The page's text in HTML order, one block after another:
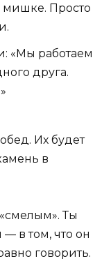
мишке. Просто
«Мы работаем
друга.
Их будет
в
Ты
в том, что он
говорить.